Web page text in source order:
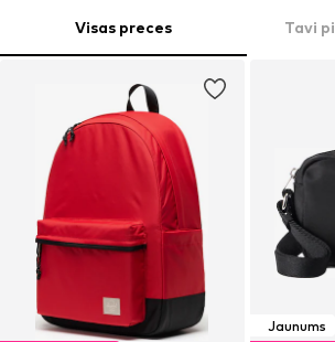
Visas preces Tavi
Jaunums